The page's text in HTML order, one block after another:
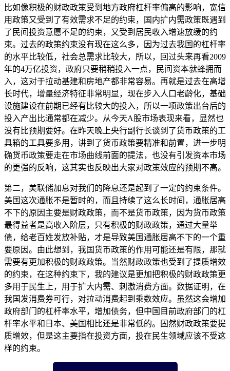
比如像积极的财政政策受到地方政府杠杆率偏高的影响，宽信
用政策又受到了有效需求不足的约束，国内扩内需政策既遇到
了民间投资意愿不足的约束，又受到居民收入增速放缓的约
束。过去的政策约束没有现在这么多，因为过去我国的杠杆率
的水平比较低，社会总需求比较大，所以，回过头来再看2009
年的4万亿投资，政府只要稍稍投入一点，民间资本就蜂拥而
入，这对于拉动基建和房地产都非常容易。再就是过去在高增
长时代，增量经济特征非常明显，现在步入人口老龄化，基础
设施建设在前期已经有比较大的投入，所以一项政策出台后的
投入产出比通常都在减少。从今天A股市场表现来看，显然也
没有比预期要好。在昨天晚上央行副行长谈到了货币政策的工
具箱的工具要多用，讲到了货币政策要精准和前置，进一步明
确货币政策要走在市场曲线前面的提法，也没有引发资本市场
的更强的反响，这其实也反映出大家对政策效应的预期不高。
第二，美联储加息对我们的降息还是起到了一定的约束条件。
美国这次通胀不是暂时的，而且持续了这么长时间，通胀居高
不下的原因主要是财政政策，而不是货币政策，因为货币政策
最得益者是高收入阶层，只有积极的财政政策，通过大量举
债，给老百姓发放补贴，才是导致美国通胀居高不下的一个重
要原因。由此想到，我国货币政策的作用可能还是有限，那就
需要有更加积极的财政政策。当然财政政策也受到了提质增效
的约束，在这种约束下，我的建议是更加把积极的财政政策更
多用于民生上，用于扩大内需、刺激消费方面。数据证明，在
我国发消费券可行，对拉动消费起到乘数效应。虽然这会增加
政府部门的杠杆率水平，增加债务，但中国目前政府部门的杠
杆率水平和日本、美国相比还是非常低的。固然财政政策要提
质增效，但是这主要指在投资方面，投在民生领域应该不受这
样的约束。